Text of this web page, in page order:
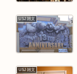
USJ 雑文
USJ 雑文